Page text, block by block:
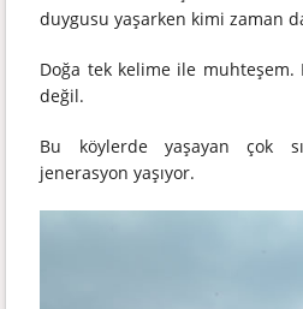
duygusu yaşarken kimi zaman
Doğa tek kelime ile
değil.
Bu köylerde yaşayan çok
jenerasyon yaşıyor.